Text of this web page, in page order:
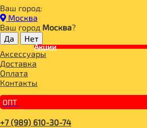
Ваш город:
Москва
Ваш город Москва?
Акции
Аксессуары
Доставка
Оплата
Контакты
ОПТ
+7 (989) 610-30-74
Главная
ДЛЯ ЗДОРОВОГО ПИТАНИЯ
НАПИТКИ
КИСЕЛИ, КОМПОТЫ
КОМПАС ЗДОРОВЬЯ Кисель льняной